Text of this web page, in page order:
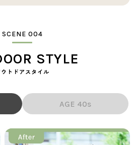
SCENE 004
STYLE
ウトドアスタイル
AGE 40s